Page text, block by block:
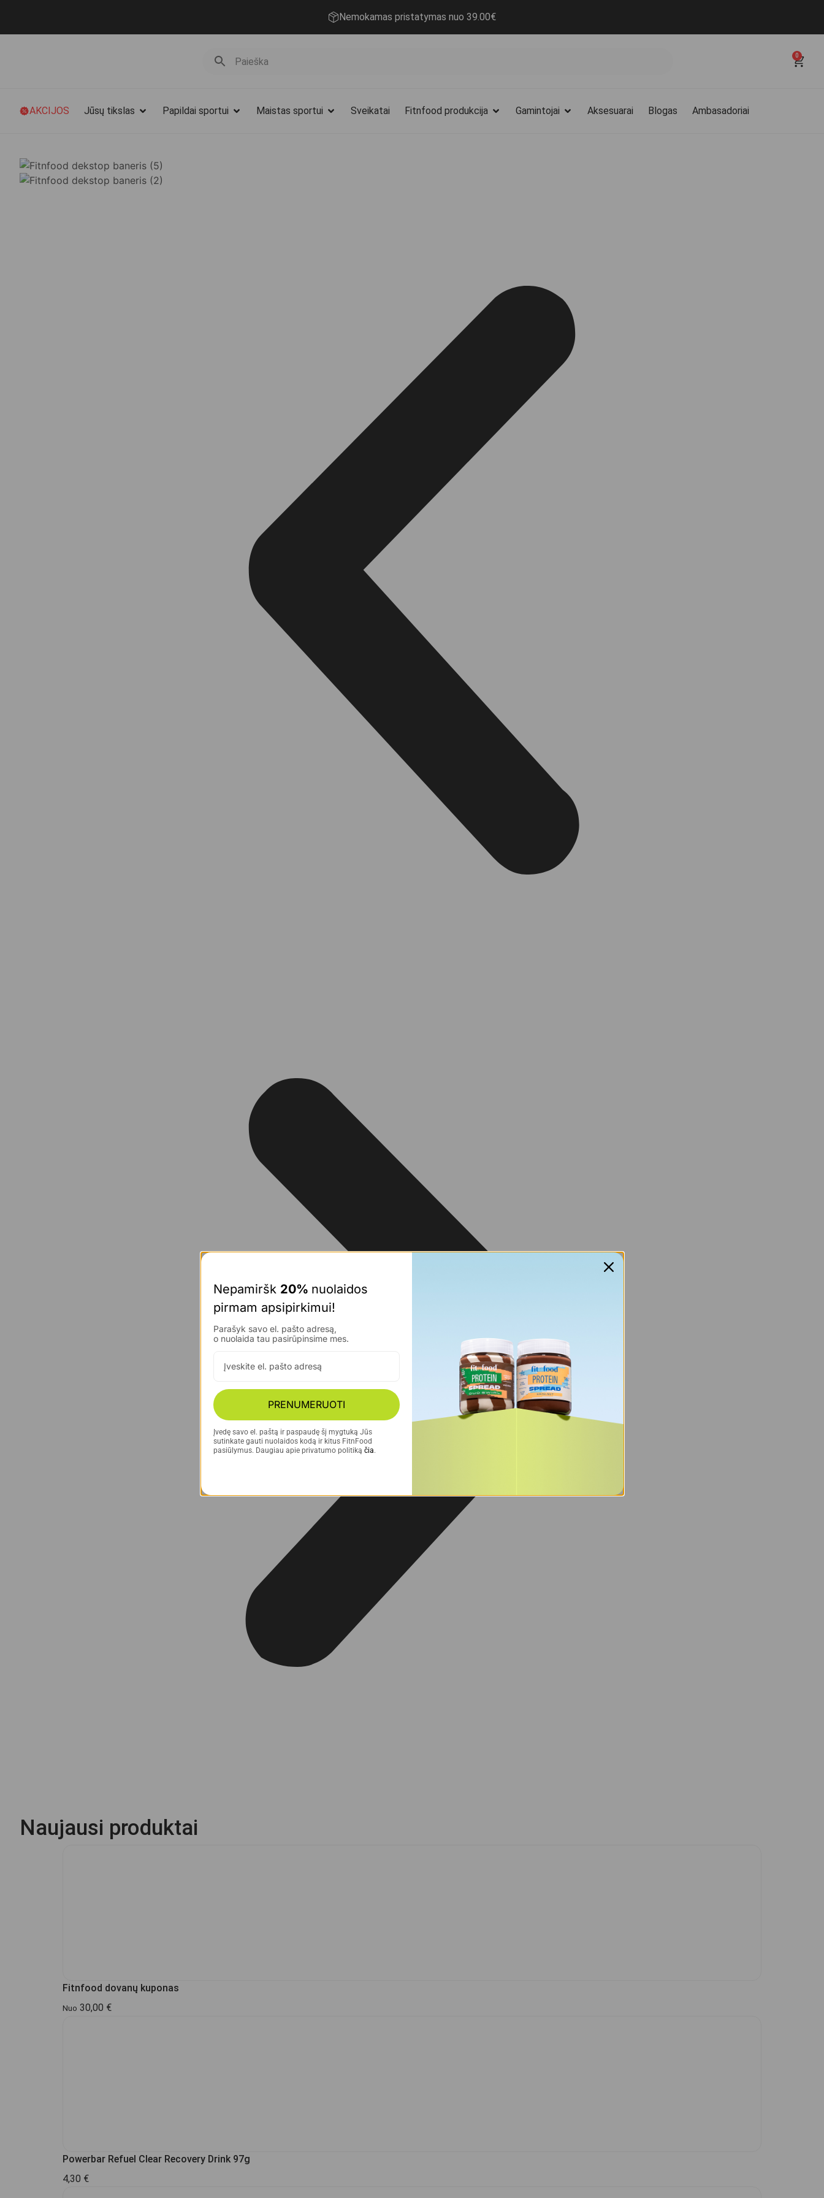
Nemokamas pristatymas nuo 39.00€
0
AKCIJOS Jūsų tikslas Papildai sportui Maistas sportui Sveikatai Fitnfood produkcija Gamintojai Aksesuarai Blogas Ambasadoriai
Naujausi produktai
Fitnfood dovanų kuponas
Nuo 30,00 €
Powerbar Refuel Clear Recovery Drink 97g
4,30 €
Nepamiršk 20% nuolaidos
pirmam apsipirkimui!
Parašyk savo el. pašto adresą,
o nuolaida tau pasirūpinsime mes.
PRENUMERUOTI
Įvedę savo el. paštą ir paspaudę šį mygtuką Jūs
sutinkate gauti nuolaidos kodą ir kitus FitnFood
pasiūlymus. Daugiau apie privatumo politiką čia.